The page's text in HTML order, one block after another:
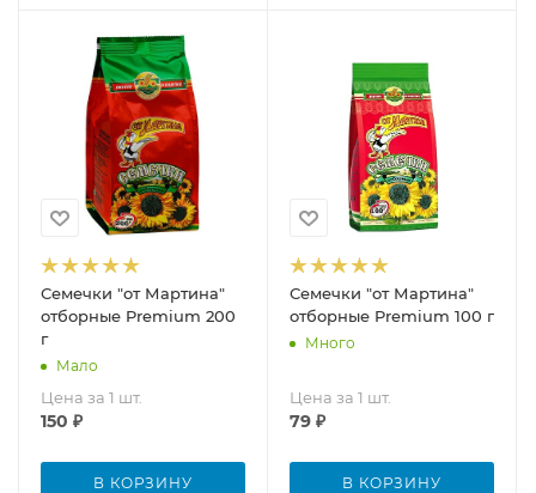
Семечки "от Мартина"
отборные Premium 200
г
Мало
Цена за 1 шт.
150 ₽
В КОРЗИНУ
Семечки "от Мартина"
отборные Premium 100 г
Много
Цена за 1 шт.
79 ₽
В КОРЗИНУ